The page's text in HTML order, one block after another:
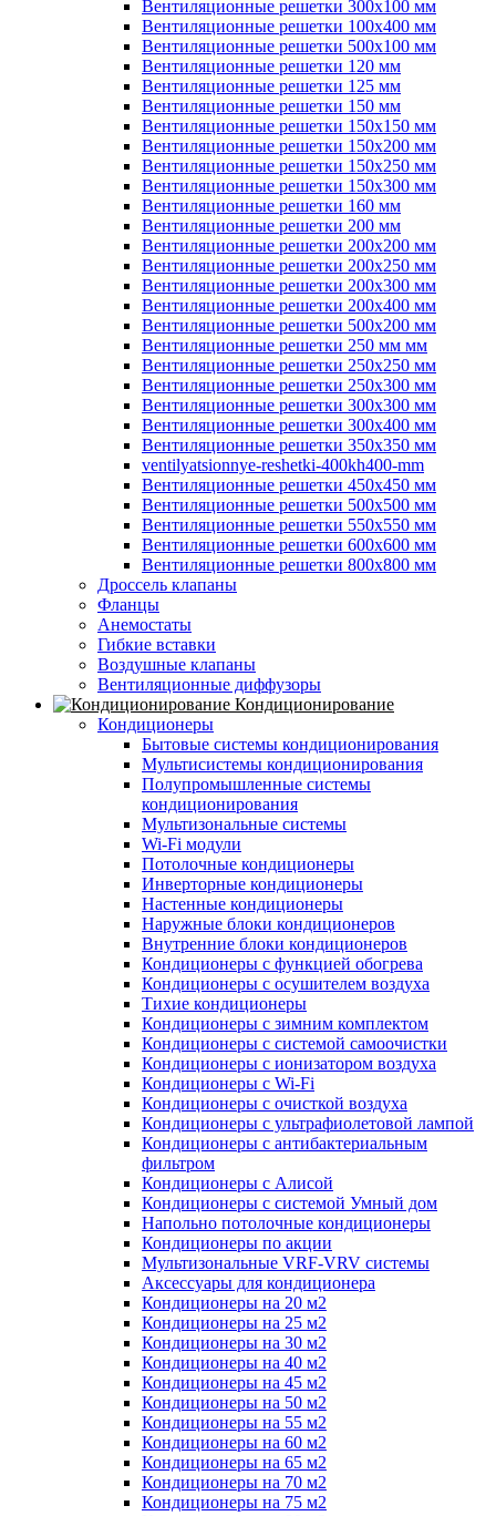
Вентиляционные решетки 300х100 мм
Вентиляционные решетки 100х400 мм
Вентиляционные решетки 500х100 мм
Вентиляционные решетки 120 мм
Вентиляционные решетки 125 мм
Вентиляционные решетки 150 мм
Вентиляционные решетки 150х150 мм
Вентиляционные решетки 150х200 мм
Вентиляционные решетки 150х250 мм
Вентиляционные решетки 150х300 мм
Вентиляционные решетки 160 мм
Вентиляционные решетки 200 мм
Вентиляционные решетки 200х200 мм
Вентиляционные решетки 200х250 мм
Вентиляционные решетки 200х300 мм
Вентиляционные решетки 200х400 мм
Вентиляционные решетки 500х200 мм
Вентиляционные решетки 250 мм мм
Вентиляционные решетки 250х250 мм
Вентиляционные решетки 250х300 мм
Вентиляционные решетки 300х300 мм
Вентиляционные решетки 300х400 мм
Вентиляционные решетки 350х350 мм
ventilyatsionnye-reshetki-400kh400-mm
Вентиляционные решетки 450х450 мм
Вентиляционные решетки 500х500 мм
Вентиляционные решетки 550х550 мм
Вентиляционные решетки 600х600 мм
Вентиляционные решетки 800х800 мм
Дроссель клапаны
Фланцы
Анемостаты
Гибкие вставки
Воздушные клапаны
Вентиляционные диффузоры
Кондиционирование
Кондиционеры
Бытовые системы кондиционирования
Мультисистемы кондиционирования
Полупромышленные системы
кондиционирования
Мультизональные системы
Wi-Fi модули
Потолочные кондиционеры
Инверторные кондиционеры
Настенные кондиционеры
Наружные блоки кондиционеров
Внутренние блоки кондиционеров
Кондиционеры с функцией обогрева
Кондиционеры с осушителем воздуха
Тихие кондиционеры
Кондиционеры с зимним комплектом
Кондиционеры с системой самоочистки
Кондиционеры с ионизатором воздуха
Кондиционеры с Wi-Fi
Кондиционеры с очисткой воздуха
Кондиционеры с ультрафиолетовой лампой
Кондиционеры с антибактериальным
фильтром
Кондиционеры с Алисой
Кондиционеры с системой Умный дом
Напольно потолочные кондиционеры
Кондиционеры по акции
Мультизональные VRF-VRV системы
Аксессуары для кондиционера
Кондиционеры на 20 м2
Кондиционеры на 25 м2
Кондиционеры на 30 м2
Кондиционеры на 40 м2
Кондиционеры на 45 м2
Кондиционеры на 50 м2
Кондиционеры на 55 м2
Кондиционеры на 60 м2
Кондиционеры на 65 м2
Кондиционеры на 70 м2
Кондиционеры на 75 м2